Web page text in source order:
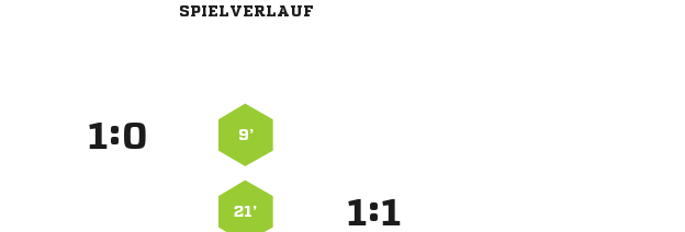
SPIELVERLAUF
: 9’
21’ :